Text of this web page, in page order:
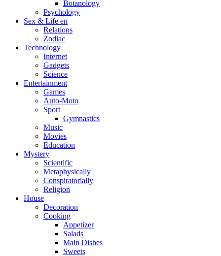
Botanology
Psychology
Sex & Life en
Relations
Zodiac
Technology
Internet
Gadgets
Science
Entertainment
Games
Auto-Moto
Sport
Gymnastics
Music
Movies
Education
Mystery
Scientific
Metaphysically
Conspiratorially
Religion
House
Decoration
Cooking
Appetizer
Salads
Main Dishes
Sweets